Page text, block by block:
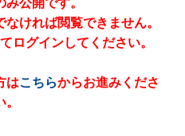
ければ閲覧できません。
ログインしてください。
はこちらからお進みくださ
。